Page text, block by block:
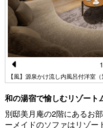
Pr
vi
o
【風】源泉かけ流し内風呂付洋室（
1
和の湯宿で愉しむリゾート
別邸美月庵の2階にあるお
ーメイドのソファはリゾー